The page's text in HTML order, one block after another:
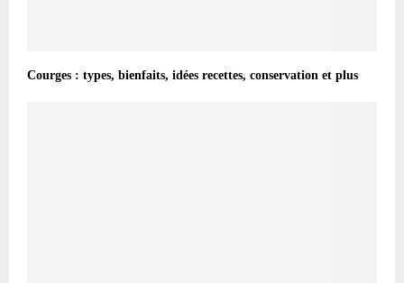
Courges : types, bienfaits, idées recettes, conservation et plus